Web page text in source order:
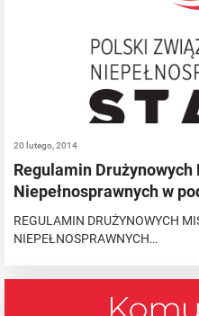
20 lutego, 2014
Regulamin
Niepełnosprawnych w
REGULAMIN DRUŻYNOWYCH
NIEPEŁNOSPRAWNYCH…